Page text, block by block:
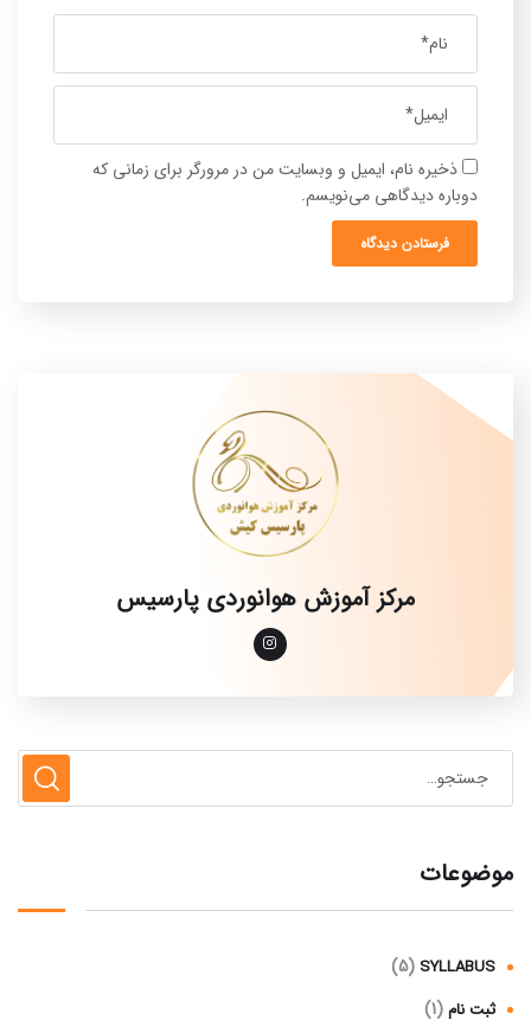
ذخیره نام، ایمیل و وبسایت من در مرورگر برای زمانی که
دوباره دیدگاهی می‌نویسم.
مرکز آموزش هوانوردی پارسیس
موضوعات
SYLLABUS
(5)
ثبت نام(1)